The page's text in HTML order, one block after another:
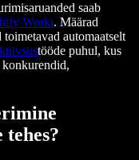
saab
Worki. Määrad
automaatselt
tööde puhul, kus